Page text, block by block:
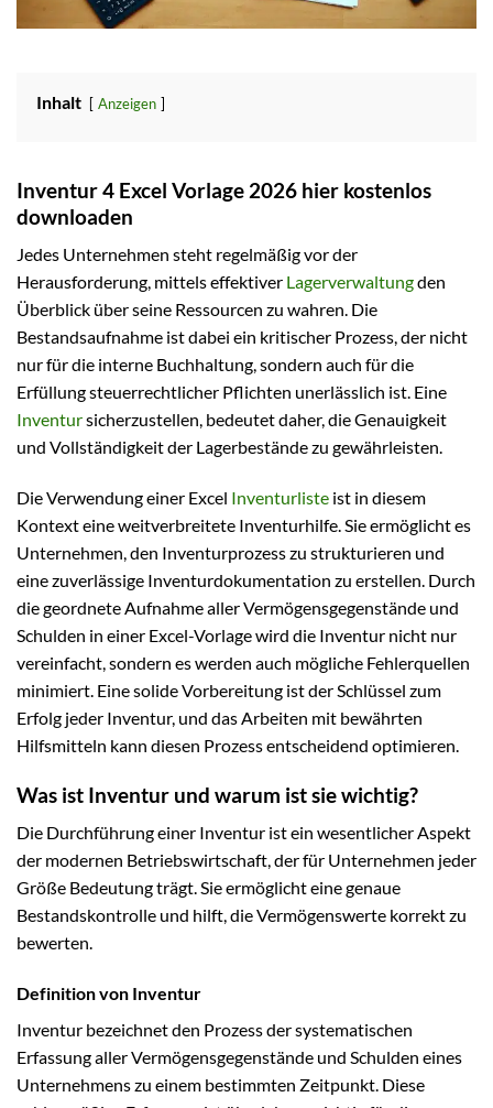
Inhalt Anzeigen
Inventur 4 Excel Vorlage 2026 hier kostenlos
downloaden
Jedes Unternehmen steht regelmäßig vor der
Herausforderung, mittels effektiver Lagerverwaltungden
Überblick über seine Ressourcen zu wahren. Die
Bestandsaufnahme ist dabei ein kritischer Prozess, der nicht
nur für die interne Buchhaltung, sondern auch für die
Erfüllung steuerrechtlicher Pflichten unerlässlich ist. Eine
Inventursicherzustellen, bedeutet daher, die Genauigkeit
und Vollständigkeit der Lagerbestände zu gewährleisten.
Die Verwendung einer Excel Inventurliste ist in diesem
Kontext eine weitverbreitete Inventurhilfe. Sie ermöglicht es
Unternehmen, den Inventurprozess zu strukturieren und
eine zuverlässige Inventurdokumentation zu erstellen. Durch
die geordnete Aufnahme aller Vermögensgegenstände und
Schulden in einer Excel-Vorlage wird die Inventur nicht nur
vereinfacht, sondern es werden auch mögliche Fehlerquellen
minimiert. Eine solide Vorbereitung ist der Schlüssel zum
Erfolg jeder Inventur, und das Arbeiten mit bewährten
Hilfsmitteln kann diesen Prozess entscheidend optimieren.
Was ist Inventur und warum ist sie wichtig?
Die Durchführung einer Inventur ist ein wesentlicher Aspekt
der modernen Betriebswirtschaft, der für Unternehmen jeder
Größe Bedeutung trägt. Sie ermöglicht eine genaue
Bestandskontrolle und hilft, die Vermögenswerte korrekt zu
bewerten.
Definition von Inventur
Inventur bezeichnet den Prozess der systematischen
Erfassung aller Vermögensgegenstände und Schulden eines
Unternehmens zu einem bestimmten Zeitpunkt. Diese